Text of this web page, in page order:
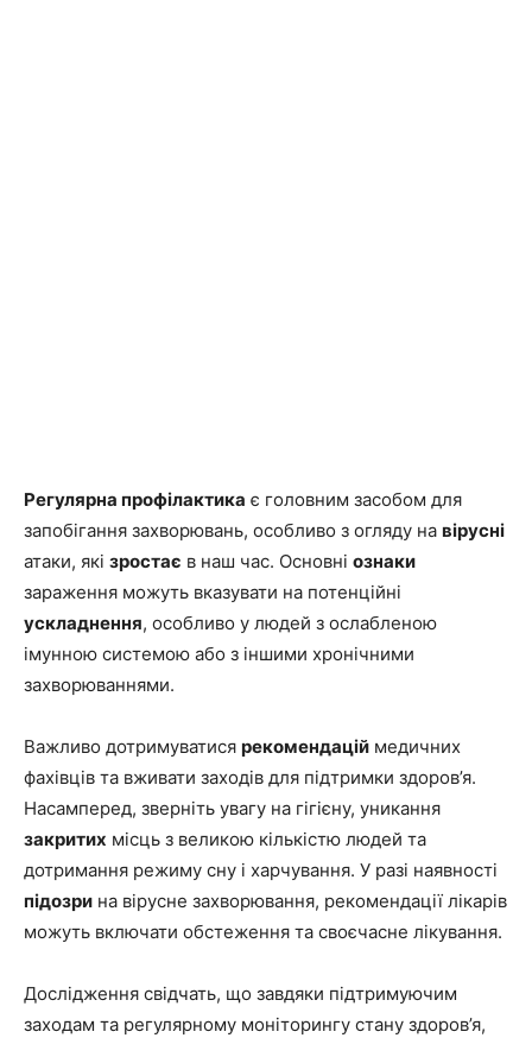
Регулярна профілактика є головним засобом для
запобігання захворювань, особливо з огляду на вірусні
атаки, які зростає в наш час. Основні ознаки
зараження можуть вказувати на потенційні
ускладнення, особливо у людей з ослабленою
імунною системою або з іншими хронічними
захворюваннями.
Важливо дотримуватися рекомендацій медичних
фахівців та вживати заходів для підтримки здоров’я.
Насамперед, зверніть увагу на гігієну, уникання
закритих місць з великою кількістю людей та
дотримання режиму сну і харчування. У разі наявності
підозри на вірусне захворювання, рекомендації лікарів
можуть включати обстеження та своєчасне лікування.
Дослідження свідчать, що завдяки підтримуючим
заходам та регулярному моніторингу стану здоров’я,